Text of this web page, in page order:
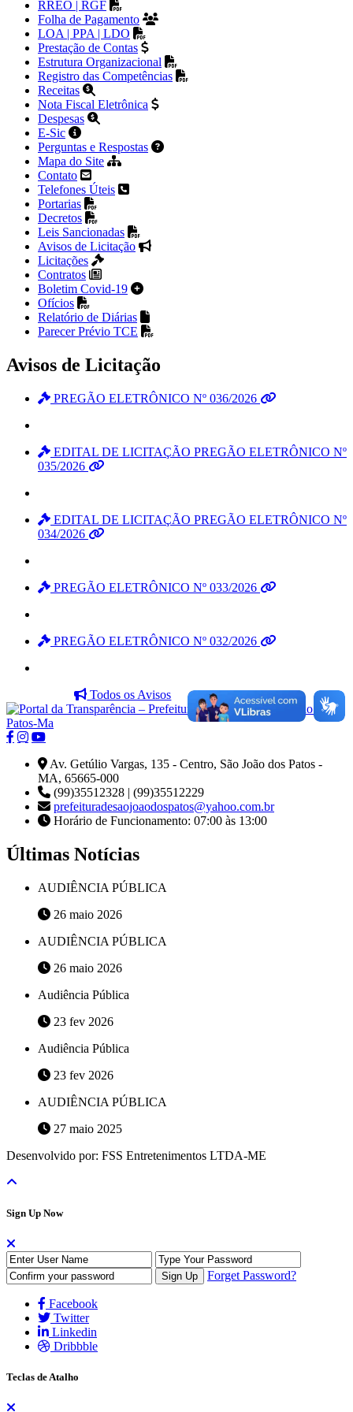
RREO | RGF
Folha de Pagamento
LOA | PPA | LDO
Prestação de Contas
Estrutura Organizacional
Registro das Competências
Receitas
Nota Fiscal Eletrônica
Despesas
E-Sic
Perguntas e Respostas
Mapa do Site
Contato
Telefones Úteis
Portarias
Decretos
Leis Sancionadas
Avisos de Licitação
Licitações
Contratos
Boletim Covid-19
Ofícios
Relatório de Diárias
Parecer Prévio TCE
Avisos de Licitação
PREGÃO ELETRÔNICO Nº 036/2026
EDITAL DE LICITAÇÃO PREGÃO ELETRÔNICO Nº
035/2026
EDITAL DE LICITAÇÃO PREGÃO ELETRÔNICO Nº
034/2026
PREGÃO ELETRÔNICO Nº 033/2026
PREGÃO ELETRÔNICO Nº 032/2026
Todos os Avisos
Av. Getúlio Vargas, 135 - Centro, São João dos Patos -
MA, 65665-000
(99)35512328 | (99)35512229
prefeituradesaojoaodospatos@yahoo.com.br
Horário de Funcionamento: 07:00 às 13:00
Últimas Notícias
AUDIÊNCIA PÚBLICA
26 maio 2026
AUDIÊNCIA PÚBLICA
26 maio 2026
Audiência Pública
23 fev 2026
Audiência Pública
23 fev 2026
AUDIÊNCIA PÚBLICA
27 maio 2025
Desenvolvido por: FSS Entretenimentos LTDA-ME
Sign Up Now
Forget Password?
Facebook
Twitter
Linkedin
Dribbble
Teclas de Atalho